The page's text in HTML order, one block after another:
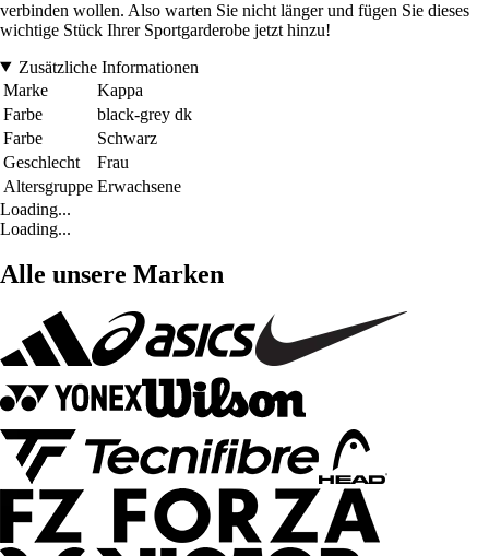
verbinden wollen. Also warten Sie nicht länger und fügen Sie dieses
wichtige Stück Ihrer Sportgarderobe jetzt hinzu!
Zusätzliche Informationen
Marke
Kappa
Farbe
black-grey dk
Farbe
Schwarz
Geschlecht
Frau
Altersgruppe Erwachsene
Loading...
Loading...
Alle unsere Marken